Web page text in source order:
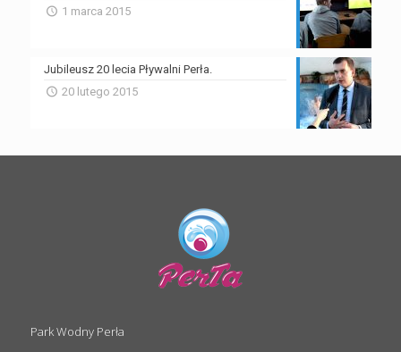
1 marca 2015
Jubileusz 20 lecia Pływalni Perła.
20 lutego 2015
Park Wodny Perła